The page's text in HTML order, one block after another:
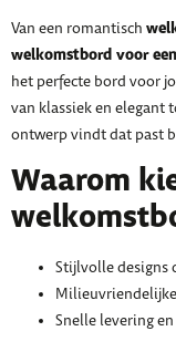
Van een romantisch
welkomstbord voor
het perfecte bord voor
van klassiek en elegant
ontwerp vindt dat past
Waarom
Stijlvolle designs
Snelle levering